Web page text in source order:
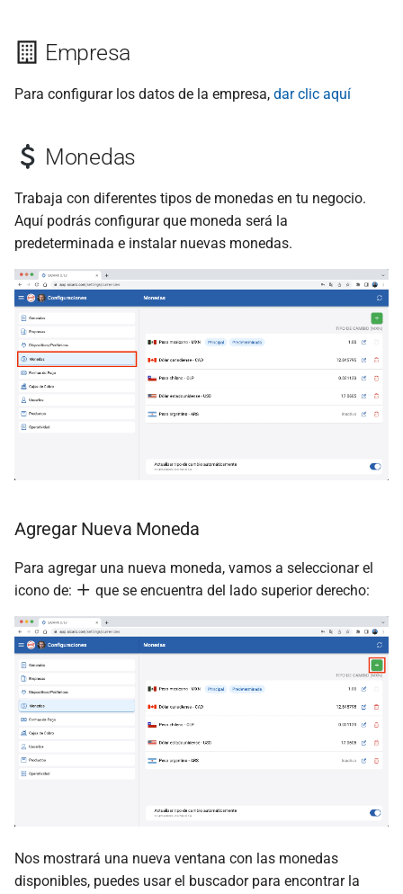
General
Documento
Agregar una Serie o Folio
Inicial
Formato Principal
Correo Electrónico
Empresa
Para configurar los datos de la empresa, dar clic aquí
Monedas
Trabaja con diferentes tipos de monedas en tu negocio.
Aquí podrás configurar que moneda será la
predeterminada e instalar nuevas monedas.
Agregar Nueva Moneda
Para agregar una nueva moneda, vamos a seleccionar el
icono de:
que se encuentra del lado superior derecho:
Nos mostrará una nueva ventana con las monedas
disponibles, puedes usar el buscador para encontrar la